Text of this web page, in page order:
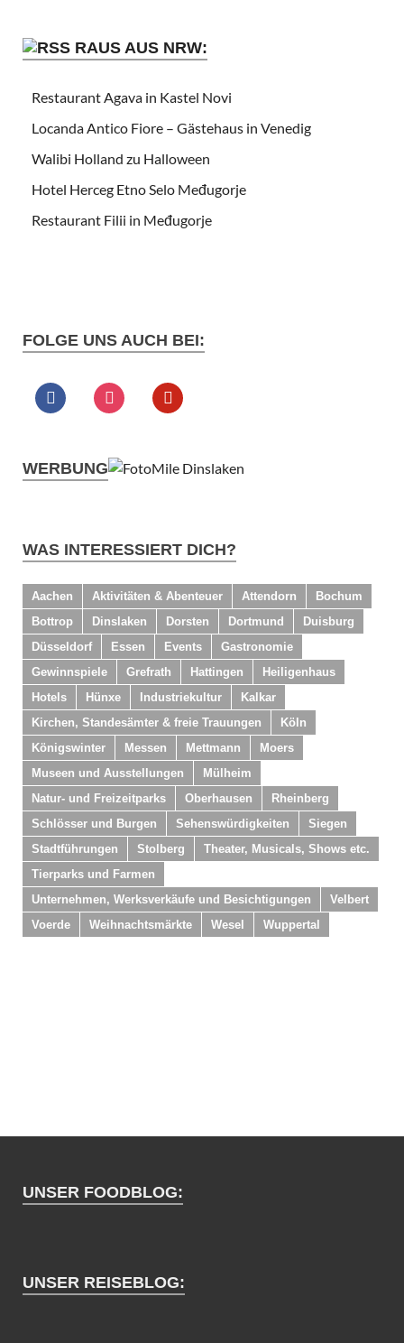
RAUS AUS NRW:
Restaurant Agava in Kastel Novi
Locanda Antico Fiore – Gästehaus in Venedig
Walibi Holland zu Halloween
Hotel Herceg Etno Selo Međugorje
Restaurant Filii in Međugorje
FOLGE UNS AUCH BEI:
WERBUNG
WAS INTERESSIERT DICH?
Aachen Aktivitäten & Abenteuer Attendorn
Bochum
Bottrop
Dinslaken Dorsten Dortmund
Duisburg
Düsseldorf
Essen Events
Gastronomie
Gewinnspiele
Grefrath Hattingen
Heiligenhaus
Hotels
Hünxe Industriekultur
Kalkar
Kirchen, Standesämter & freie Trauungen
Köln
Königswinter
Messen Mettmann
Moers
Museen und Ausstellungen
Mülheim
Natur- und Freizeitparks
Oberhausen
Rheinberg
Schlösser und Burgen
Sehenswürdigkeiten
Siegen
Stadtführungen
Stolberg
Theater, Musicals, Shows etc.
Tierparks und Farmen
Unternehmen, Werksverkäufe und Besichtigungen
Velbert
Voerde
Weihnachtsmärkte Wesel Wuppertal
UNSER FOODBLOG:
UNSER REISEBLOG: